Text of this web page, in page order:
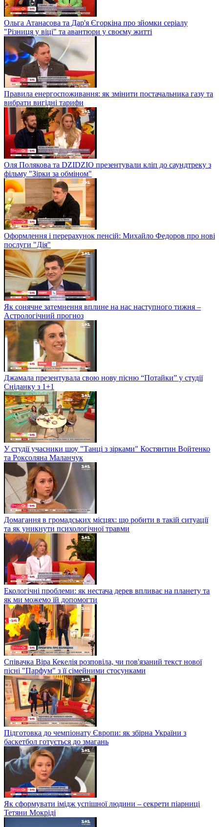
Ольга Атанасова та Дар'я Єгоркіна про зйомки серіалу
"Різниця у віці" та авантюри у своєму житті
Правила енергоспоживання: як змінити постачальника газу та
вибрати вигідні тарифи
Оля Полякова та DZIDZIO презентували кліп до саундтреку з
фільму "Зірки за обміном"
Оформлення і перерахунок пенсій: Михайло Федоров про нові
послуги "Дія"
Як сонячне затемнення вплине на нас наступного тижня –
Астрологічний прогноз
Джамала презентувала свою нову пісню “Потайки” у студії
Сніданку з 1+1
У студії учасники шоу "Танці з зірками" Костянтин Войтенко
та Роксоляна Маланчук
Домагання в громадських місцях: що робити в такій ситуації
та як уникнути психологічної травми
Екологічні проблеми: як нестача дерев впливає на планету та
як ми можемо їй допомогти
Співачка Віра Кекелія розповіла, чи пов'язаний текст нової
пісні "Парфум" з її сімейними стосунками
Підготовка до чемпіонату Європи: як збірна України з
баскетбол готується до змагань
Як сформувати імідж успішної людини – секрети піарниці
Тетяни Мокріді